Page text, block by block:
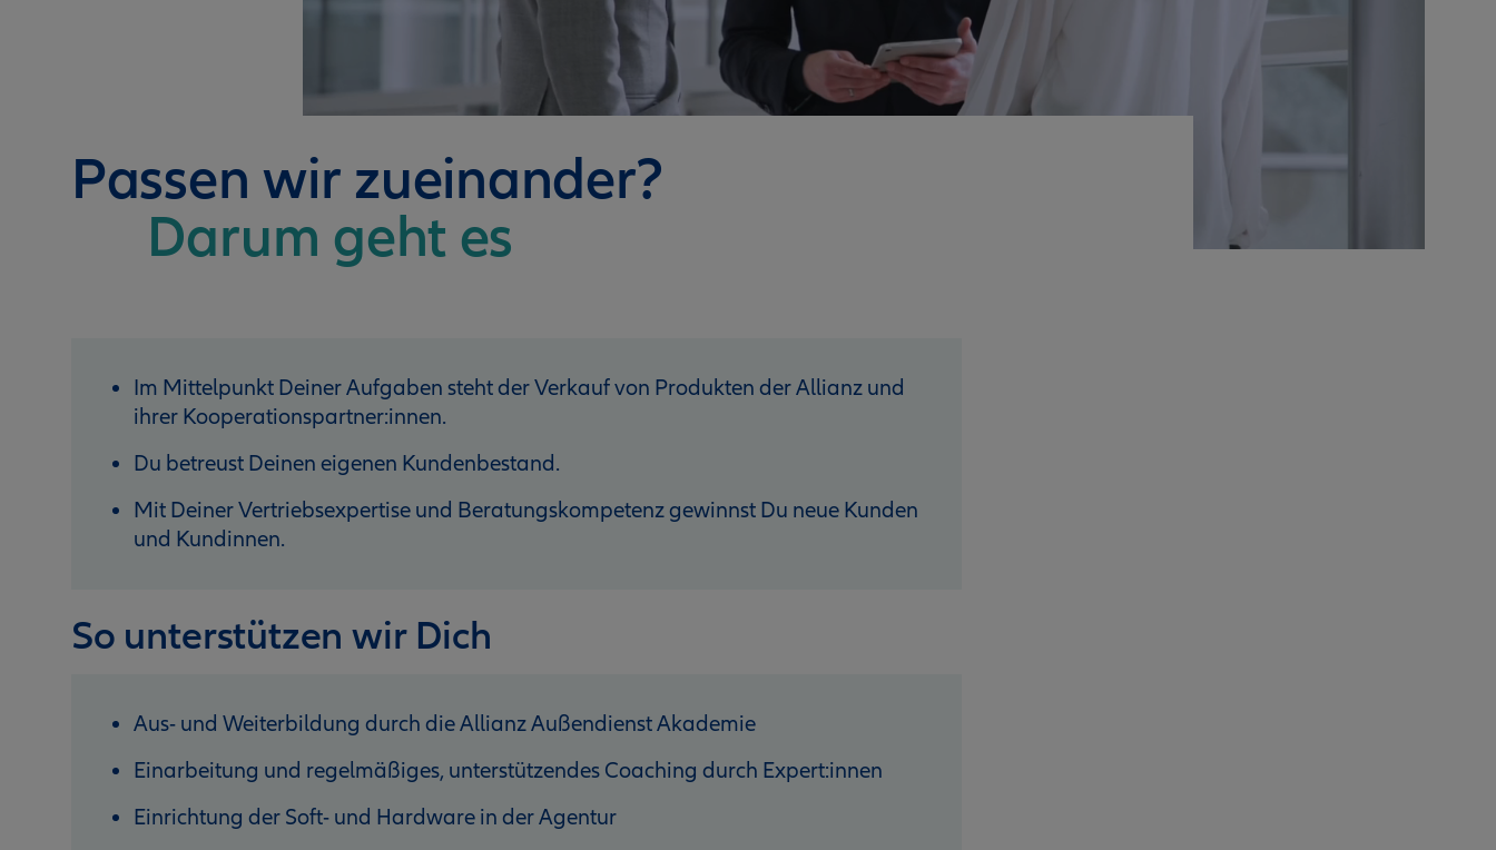
Passen wir zueinander?
Darum geht es
Im Mittelpunkt Deiner Aufgaben steht der Verkauf von Produkten der Allianz und
ihrer Kooperationspartner:innen.
Du betreust Deinen eigenen Kundenbestand.
Mit Deiner Vertriebsexpertise und Beratungskompetenz gewinnst Du neue Kunden
und Kundinnen.
So unterstützen wir Dich
Aus- und Weiterbildung durch die Allianz Außendienst Akademie
Einarbeitung und regelmäßiges, unterstützendes Coaching durch Expert:innen
Einrichtung der Soft- und Hardware in der Agentur